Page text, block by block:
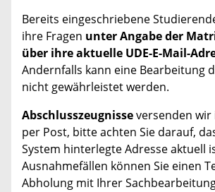
Bereits eingeschriebene
ihre Fragen unter Angabe der
über ihre aktuelle UDE-E-Mail-
Andernfalls kann eine Bearbeitung
nicht gewährleistet werden.
Abschlusszeugnisseversenden wir
per Post, bitte achten Sie darauf,
System hinterlegte Adresse aktuell
Ausnahmefällen können Sie einen
Abholung mit Ihrer